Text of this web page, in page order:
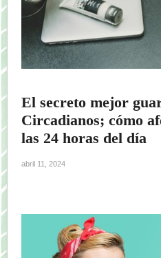
El secreto mejor
Circadianos; cómo
las 24 horas del día
abril 11, 2024